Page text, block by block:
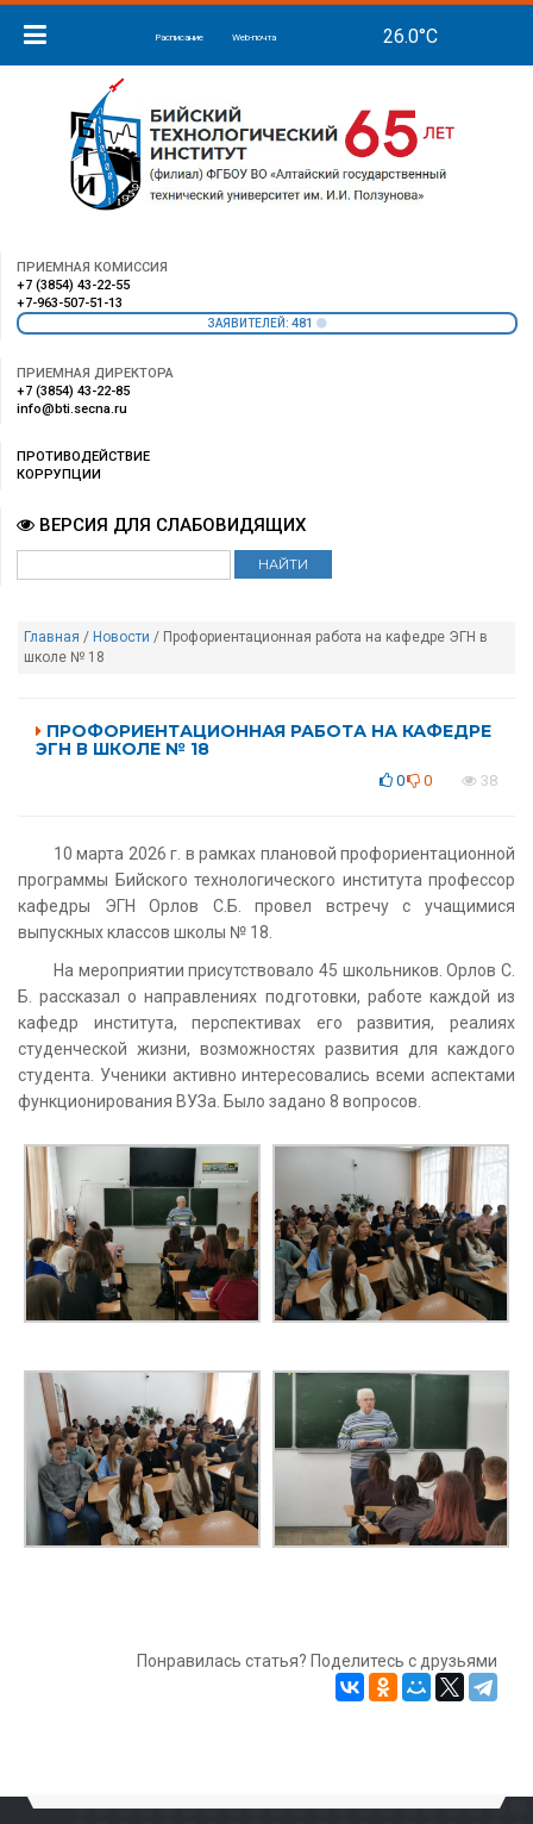
Расписание Web-почта
ПРИЕМНАЯ КОМИССИЯ
+7 (3854) 43-22-55
+7-963-507-51-13
ЗАЯВИТЕЛЕЙ: 481
ПРИЕМНАЯ ДИРЕКТОРА
+7 (3854) 43-22-85
info@bti.secna.ru
ПРОТИВОДЕЙСТВИЕ
КОРРУПЦИИ
ВЕРСИЯ ДЛЯ СЛАБОВИДЯЩИХ
Главная / Новости / Профориентационная работа на кафедре ЭГН в
школе № 18
ПРОФОРИЕНТАЦИОННАЯ РАБОТА НА КАФЕДРЕ
ЭГН В ШКОЛЕ № 18
0 0 38
10 марта 2026 г. в рамках плановой профориентационной
программы Бийского технологического института профессор
кафедры ЭГН Орлов С.Б. провел встречу с учащимися
выпускных классов школы № 18.
На мероприятии присутствовало 45 школьников. Орлов С.
Б. рассказал о направлениях подготовки, работе каждой из
кафедр института, перспективах его развития, реалиях
студенческой жизни, возможностях развития для каждого
студента. Ученики активно интересовались всеми аспектами
функционирования ВУЗа. Было задано 8 вопросов.
Понравилась статья? Поделитесь с друзьями